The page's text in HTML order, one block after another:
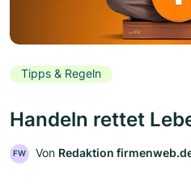
Tipps & Regeln
Handeln rettet
FW Von Redaktion